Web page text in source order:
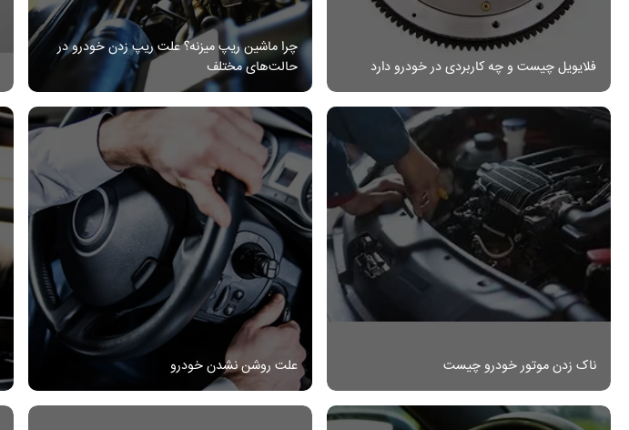
فلایویل چیست و چه کاربردی در خودرو دارد
چرا ماشین ریپ میزنه؟ علت ریپ زدن خودرو در
حالت‌های مختلف
ناک زدن موتور خودرو چیست علت روشن نشدن خودرو